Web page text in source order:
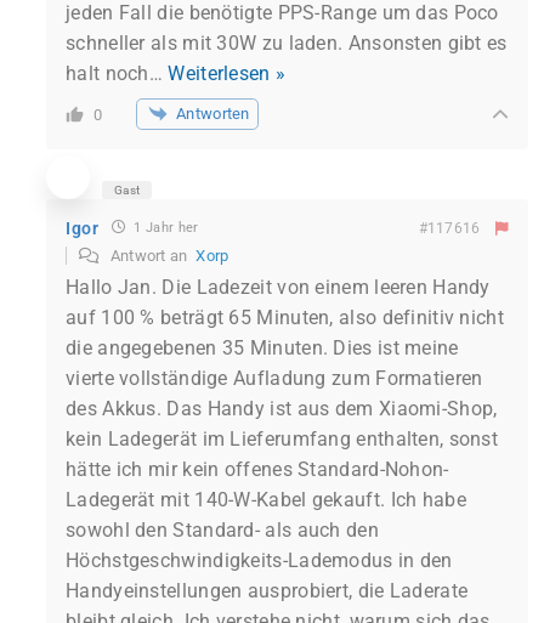
jeden Fall die benötigte PPS-Range um das Poco
schneller als mit 30W zu laden. Ansonsten gibt es
halt noch…Weiterlesen »
0 Antworten
Gast
Igor 1 Jahr her #117616
Antwort anXorp
Hallo Jan. Die Ladezeit von einem leeren Handy
auf 100 % beträgt 65 Minuten, also definitiv nicht
die angegebenen 35 Minuten. Dies ist meine
vierte vollständige Aufladung zum Formatieren
des Akkus. Das Handy ist aus dem Xiaomi-Shop,
kein Ladegerät im Lieferumfang enthalten, sonst
hätte ich mir kein offenes Standard-Nohon-
Ladegerät mit 140-W-Kabel gekauft. Ich habe
sowohl den Standard- als auch den
Höchstgeschwindigkeits-Lademodus in den
Handyeinstellungen ausprobiert, die Laderate